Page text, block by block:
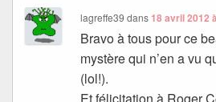
lagreffe39 dans 18 avril 2012
Bravo à tous pour ce
mystère qui n’en a vu
(lol!).